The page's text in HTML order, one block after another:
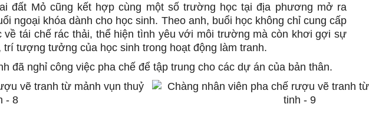
đất Mỏ cũng kết hợp cùng một số trường học tại địa phương mở ra
ngoại khóa dành cho học sinh. Theo anh, buổi học không chỉ cung cấp
về tái chế rác thải, thể hiện tình yêu với môi trường mà còn khơi gợi sự
trí tượng tưởng của học sinh trong hoạt động làm tranh.
đã nghỉ công việc pha chế để tập trung cho các dự án của bản thân.